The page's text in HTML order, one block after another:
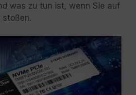
was zu tun ist, wenn Sie auf
stoßen.